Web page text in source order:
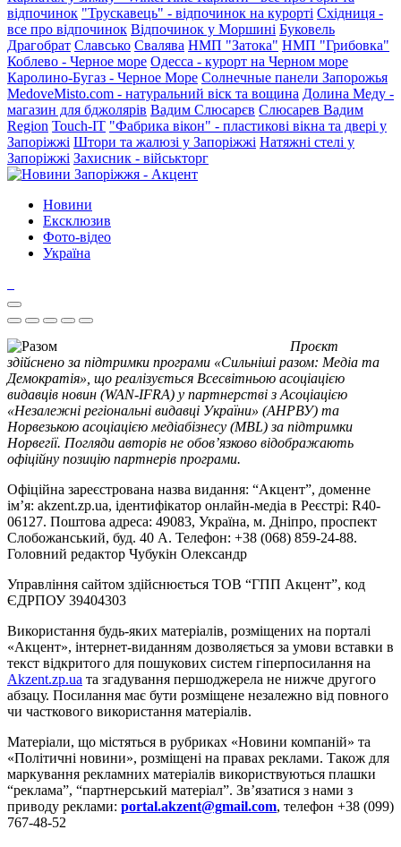
відпочинок "Трускавець" - відпочинок на курорті Східниця -
все про відпочинок Відпочинок у Моршині Буковель
Драгобрат Славсько Свалява НМП "Затока" НМП "Грибовка"
Коблево - Черное море Одесса - курорт на Черном море
Каролино-Бугаз - Черное Море Солнечные панели Запорожья
MedoveMisto.com - натуральний віск та вощина Долина Меду -
магазин для бджолярів Вадим Слюсарєв Слюсарев Вадим
Region Touch-IT "Фабрика вікон" - пластикові вікна та двері у
Запоріжжі Штори та жалюзі у Запоріжжі Натяжні стелі у
Запоріжжі Захисник - військторг
Новини
Ексклюзив
Фото-відео
Україна
Проєкт
здійснено за підтримки програми «Сильніші разом: Медіа та
Демократія», що реалізується Всесвітньою асоціацією
видавців новин (WAN-IFRA) у партнерстві з Асоціацією
«Незалежні регіональні видавці України» (АНРВУ) та
Норвезькою асоціацією медіабізнесу (MBL) за підтримки
Норвегії. Погляди авторів не обов’язково відображають
офіційну позицію партнерів програми.
Офіційна зареєстрована назва видання: “Акцент”, доменне
ім’я: akzent.zp.ua, ідентифікатор онлайн-медіа в Реєстрі: R40-
06127. Поштова адреса: 49083, Україна, м. Дніпро, проспект
Слобожанський, буд. 40 А. Телефон: +38 (068) 859-24-88.
Головний редактор Чубукін Олександр
Управління сайтом здійснюється ТОВ “ГПП Акцент”, код
ЄДРПОУ 39404303
Використання будь-яких матеріалів, розміщених на порталі
«Акцент», інтернет-виданням дозволяється за умови вставки в
текст відкритого для пошукових систем гіперпосилання на
Akzent.zp.ua та згадування першоджерела не нижче другого
абзацу. Посилання має бути розміщене незалежно від повного
чи часткового використання матеріалів.
Матеріали, що містяться в рубриках «Новини компаній» та
«Політичні новини», розміщені на правах реклами. Також для
маркування рекламних матеріалів використвуються плашки
“реклама”, “партнерський матеріал”. Зв’язатися з нами з
приводу реклами: portal.akzent@gmail.com, телефон +38 (099)
767-48-52